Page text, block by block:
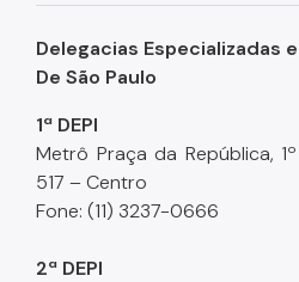
Grupo Gestor Intersetorial
Envelhecimento
Programa São Paulo Amigo
Podcast Geropapo
Delegacias Especializadas
De São Paulo
1ª DEPI
Metrô Praça da República,
517 – Centro
Fone: (11) 3237-0666
2ª DEPI